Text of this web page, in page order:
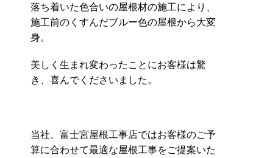
落ち着いた色合いの屋根材の施工により、
施工前のくすんだブルー色の屋根から大変
身。
美しく生まれ変わったことにお客様は驚
き、喜んでくださいました。
当社、富士宮屋根工事店ではお客様のご予
算に合わせて最適な屋根工事をご提案いた